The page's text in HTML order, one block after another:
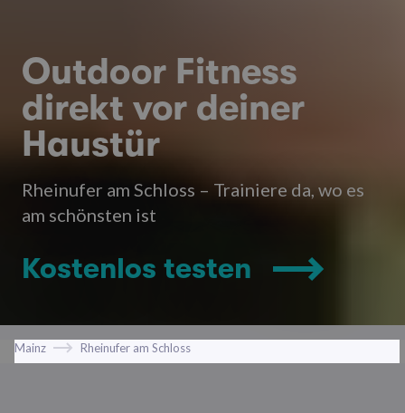
Outdoor Fitness
direkt vor deiner
Haustür
Rheinufer am Schloss – Trainiere da, wo es
am schönsten ist
Kostenlos testen
Mainz Rheinufer am Schloss